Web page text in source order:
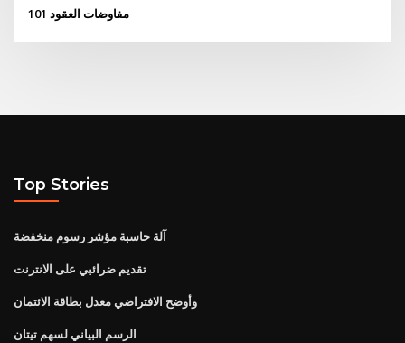
مفاوضات العقود 101
Top Stories
آلة حاسبة مؤشر رسوم منخفضة
تقديم ضرائبي على الانترنت
وأوضح الافتراضي معدل بطاقة الائتمان
الرسم البياني لسهم تيتان